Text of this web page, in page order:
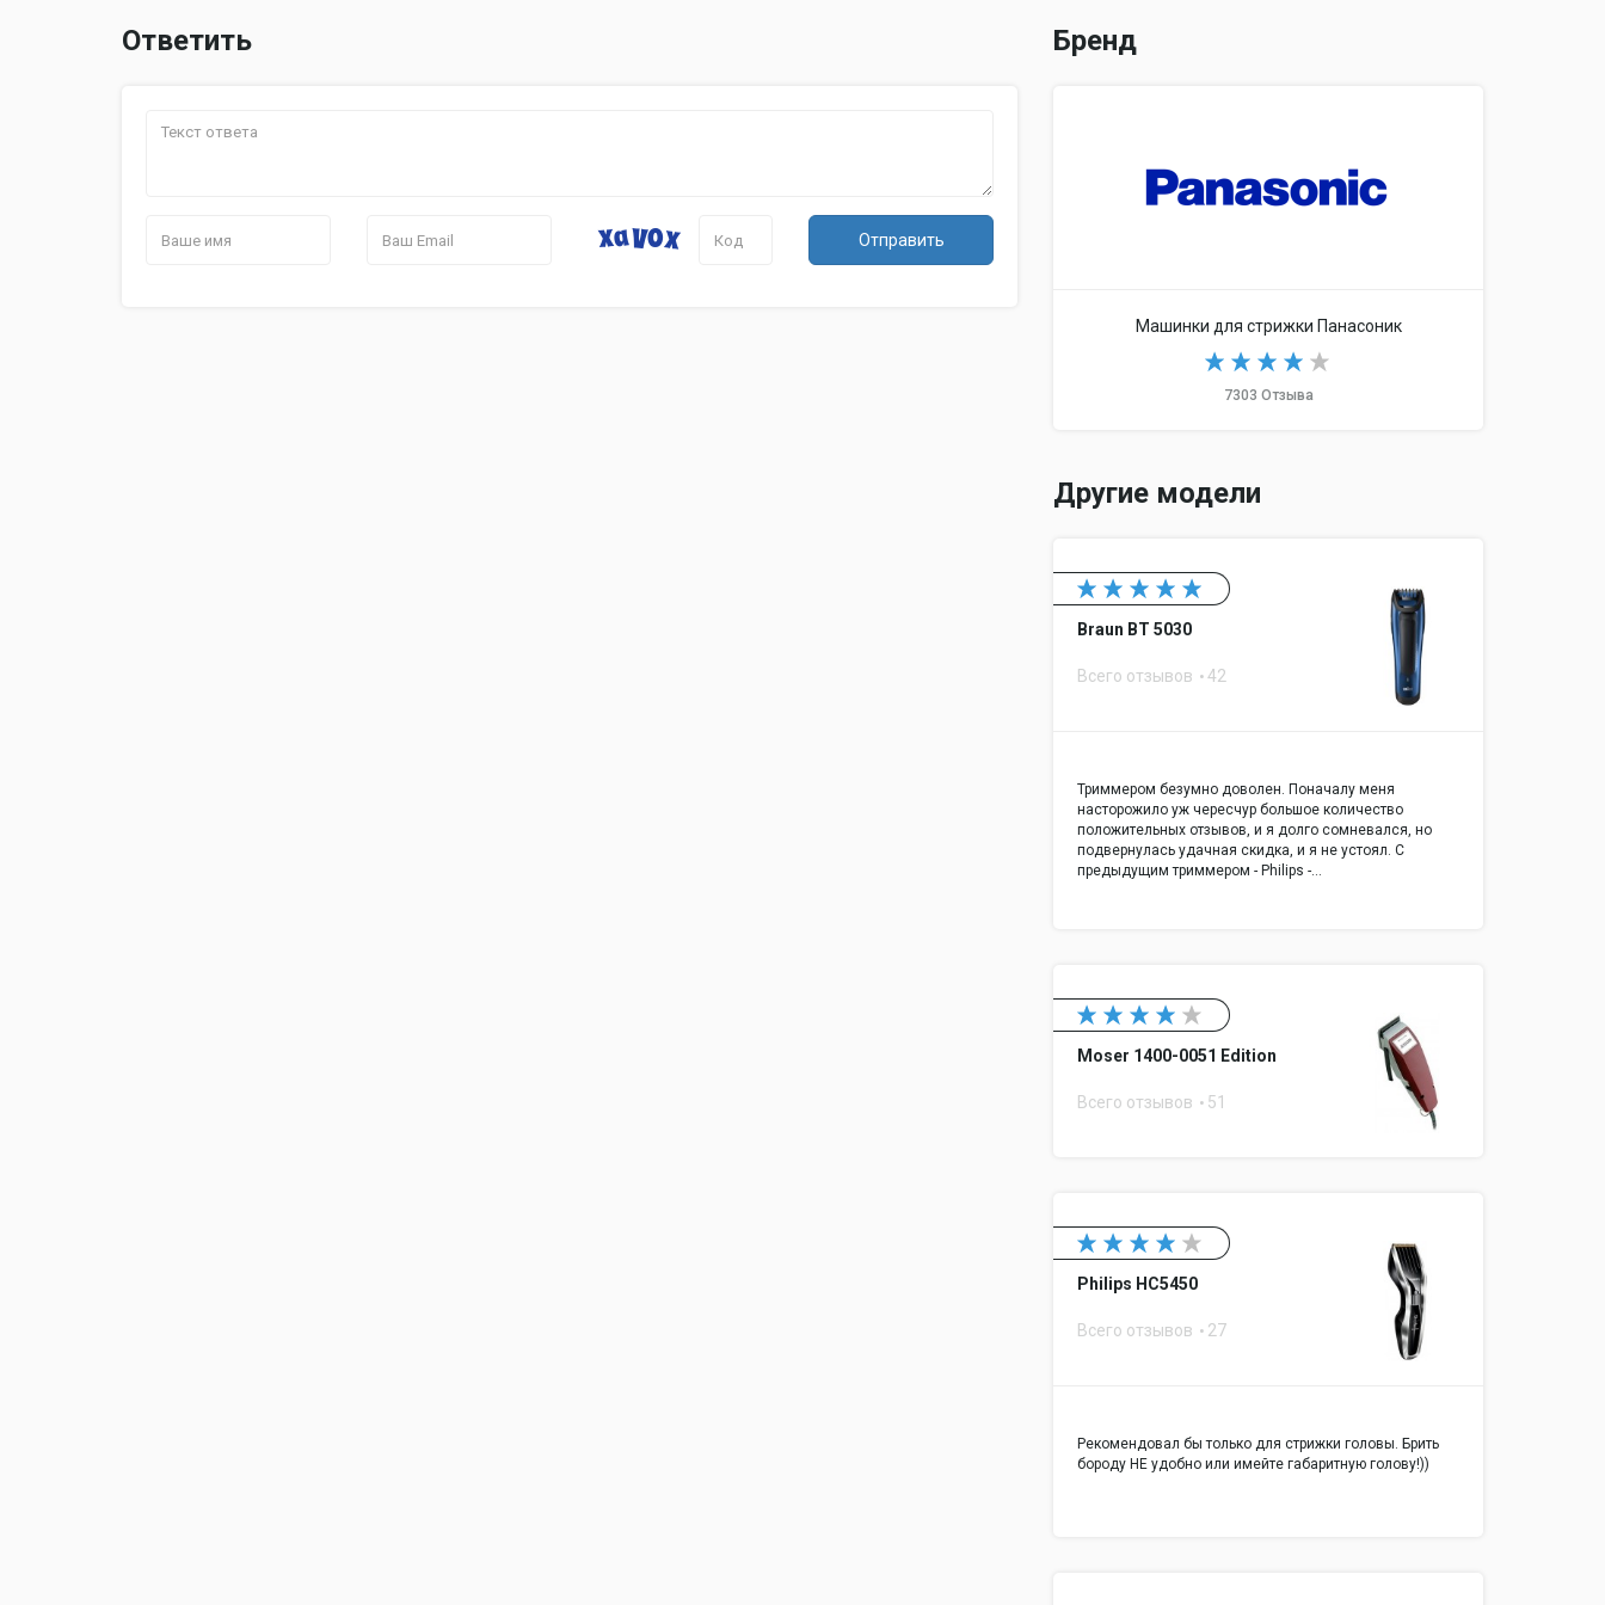
Ответить
Отправить
Бренд
Машинки для стрижки Панасоник
7303 Отзыва
Другие модели
Braun BT 5030
Всего отзывов 42
Триммером безумно доволен. Поначалу меня
насторожило уж чересчур большое количество
положительных отзывов, и я долго сомневался, но
подвернулась удачная скидка, и я не устоял. С
предыдущим триммером - Philips -…
Moser 1400-0051 Edition
Всего отзывов 51
Philips HC5450
Всего отзывов 27
Рекомендовал бы только для стрижки головы. Брить
бороду НЕ удобно или имейте габаритную голову!))